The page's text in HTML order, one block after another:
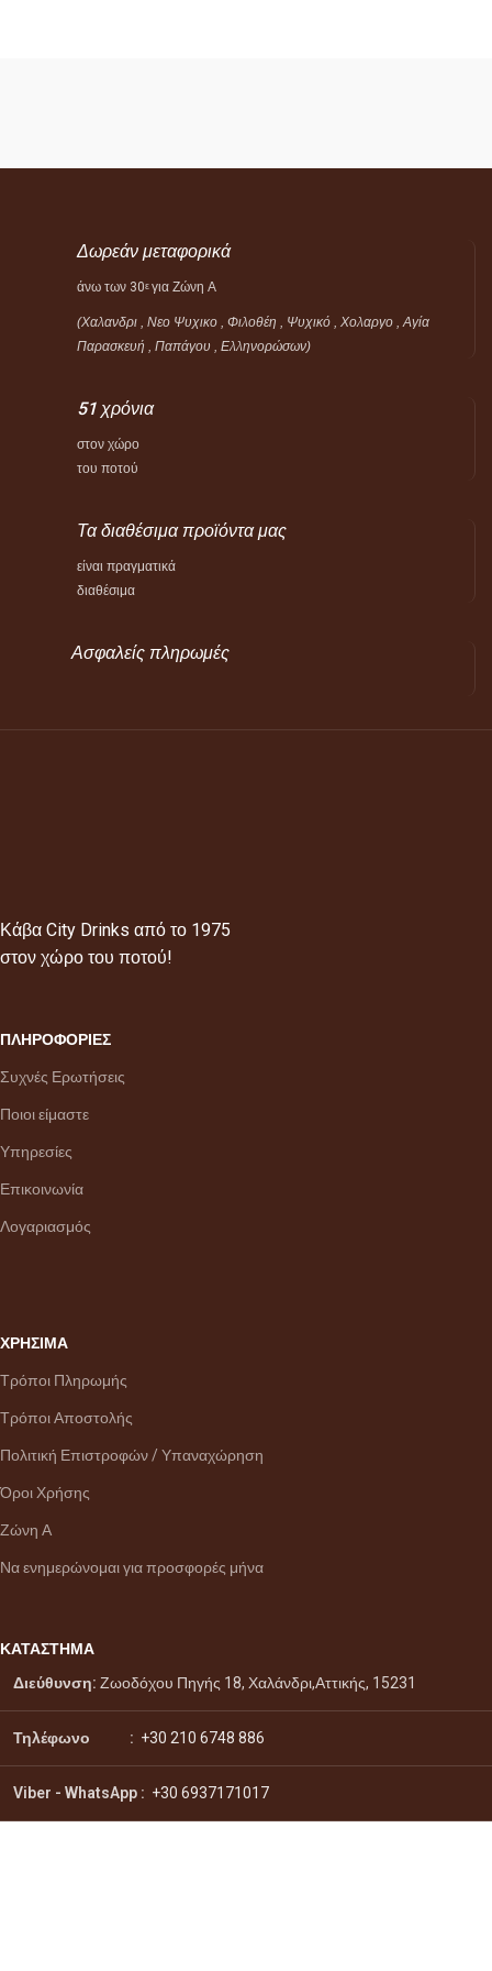
Δωρεάν μεταφορικά
άνω των 30ε για Ζώνη Α
(Χαλανδρι , Νεο Ψυχικο , Φιλοθέη , Ψυχικό , Χολαργο , Αγία
Παρασκευή , Παπάγου , Ελληνορώσων)
51 χρόνια
στον χώρο
του ποτού
Τα διαθέσιμα προϊόντα μας
είναι πραγματικά
διαθέσιμα
Ασφαλείς πληρωμές
Κάβα City Drinks από το 1975
στον χώρο του ποτού!
ΠΛΗΡΟΦΟΡΙΕΣ
Συχνές Ερωτήσεις
Ποιοι είμαστε
Υπηρεσίες
Επικοινωνία
Λογαριασμός
ΧΡΗΣΙΜΑ
Τρόποι Πληρωμής
Τρόποι Αποστολής
Πολιτική Επιστροφών / Υπαναχώρηση
Όροι Χρήσης
Ζώνη Α
Να ενημερώνομαι για προσφορές μήνα
ΚΑΤΑΣΤΗΜΑ
Διεύθυνση: Ζωοδόχου Πηγής 18, Χαλάνδρι,Αττικής, 15231
Τηλέφωνο : +30 210 6748 886
Viber - WhatsApp : +30 6937171017